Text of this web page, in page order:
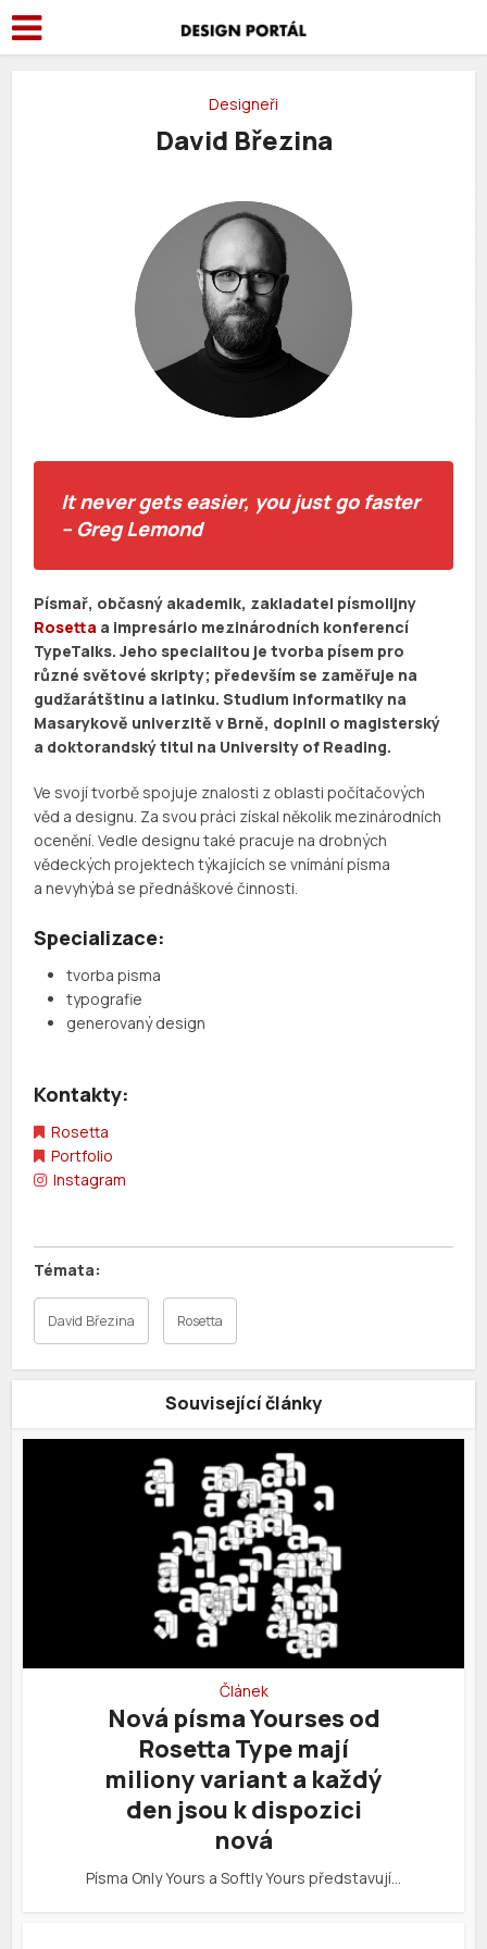
Designeři
David Březina
It never gets easier, you just go faster
– Greg Lemond
Písmař, občasný akademik, zakladatel písmolijny
Rosetta a impresário mezinárodních konferencí
TypeTalks. Jeho specialitou je tvorba písem pro
různé světové skripty; především se zaměřuje na
gudžarátštinu a latinku. Studium informatiky na
Masarykově univerzitě v Brně, doplnil o magisterský
a doktorandský titul na University of Reading.
Ve svojí tvorbě spojuje znalosti z oblasti počítačových
věd a designu. Za svou práci získal několik mezinárodních
ocenění. Vedle designu také pracuje na drobných
vědeckých projektech týkajících se vnímání písma
a nevyhýbá se přednáškové činnosti.
Specializace:
tvorba pisma
typografie
generovaný design
Kontakty:
Rosetta
Portfolio
Instagram
David Březina Rosetta
Související články
Článek
Nová písma Yourses od
Rosetta Type mají
miliony variant a každý
den jsou k dispozici
nová
Písma Only Yours a Softly Yours představují…